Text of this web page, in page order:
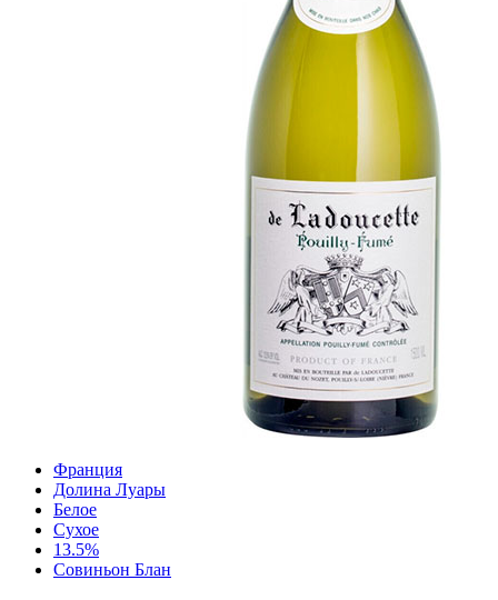
Франция
Долина Луары
Белое
Сухое
13.5%
Совиньон Блан